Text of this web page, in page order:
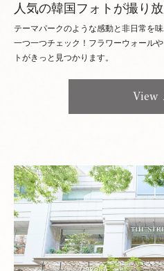
人気の韓国フォトが撮り
テーマパークのような感動と非日常を
一つ一つチェック！ フラワーウォール
トがきっと見つかります。
View